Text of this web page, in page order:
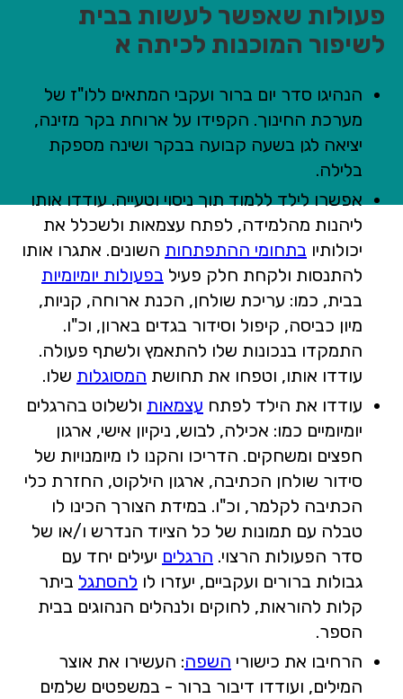
פעולות שאפשר לעשות בבית
לשיפור המוכנות לכיתה א
הנהיגו סדר יום ברור ועקבי המתאים ללו"ז של
מערכת החינוך. הקפידו על ארוחת בקר מזינה,
יציאה לגן בשעה קבועה בבקר ושינה מספקת
בלילה.
אפשרו לילד ללמוד תוך ניסוי וטעייה. עודדו אותו
ליהנות מהלמידה, לפתח עצמאות ולשכלל את
יכולותיו בתחומי ההתפתחות השונים. אתגרו אותו
להתנסות ולקחת חלק פעיל בפעולות יומיומיות
בבית, כמו: עריכת שולחן, הכנת ארוחה, קניות,
מיון כביסה, קיפול וסידור בגדים בארון, וכ"ו.
התמקדו בנכונות שלו להתאמץ ולשתף פעולה.
עודדו אותו, וטפחו את תחושת המסוגלות שלו.
עודדו את הילד לפתח עצמאות ולשלוט בהרגלים
יומיומיים כמו: אכילה, לבוש, ניקיון אישי, ארגון
חפצים ומשחקים. הדריכו והקנו לו מיומנויות של
סידור שולחן הכתיבה, ארגון הילקוט, החזרת כלי
הכתיבה לקלמר, וכ"ו. במידת הצורך הכינו לו
טבלה עם תמונות של כל הציוד הנדרש ו/או של
סדר הפעולות הרצוי. הרגלים יעילים יחד עם
גבולות ברורים ועקביים, יעזרו לו להסתגל ביתר
קלות להוראות, לחוקים ולנהלים הנהוגים בבית
הספר.
הרחיבו את כישורי השפה: העשירו את אוצר
המילים, ועודדו דיבור ברור - במשפטים שלמים